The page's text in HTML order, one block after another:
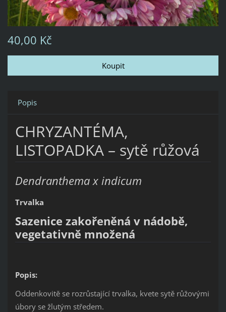
40,00 Kč
Popis
CHRYZANTÉMA,
LISTOPADKA – sytě růžová
Dendranthema x indicum
Trvalka
Sazenice zakořeněná v nádobě,
vegetativně množená
Popis:
Oddenkovitě se rozrůstající trvalka, kvete sytě růžovými
úbory se žlutým středem.